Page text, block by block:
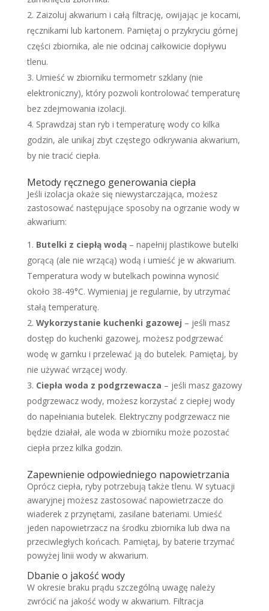
Zaizoluj akwarium i całą filtrację, owijając je kocami,
ręcznikami lub kartonem. Pamiętaj o przykryciu górnej
części zbiornika, ale nie odcinaj całkowicie dopływu
tlenu.
Umieść w zbiorniku termometr szklany (nie
elektroniczny), który pozwoli kontrolować temperaturę
bez zdejmowania izolacji.
Sprawdzaj stan ryb i temperaturę wody co kilka
godzin, ale unikaj zbyt częstego odkrywania akwarium,
by nie tracić ciepła.
Metody ręcznego generowania ciepła
Jeśli izolacja okaże się niewystarczająca, możesz
zastosować następujące sposoby na ogrzanie wody w
akwarium:
Butelki z ciepłą wodą– napełnij plastikowe butelki
gorącą (ale nie wrzącą) wodą i umieść je w akwarium.
Temperatura wody w butelkach powinna wynosić
około 38-49°C. Wymieniaj je regularnie, by utrzymać
stałą temperaturę.
Wykorzystanie kuchenki gazowej – jeśli masz
dostęp do kuchenki gazowej, możesz podgrzewać
wodę w garnku i przelewać ją do butelek. Pamiętaj, by
nie używać wrzącej wody.
Ciepła woda z podgrzewacza – jeśli masz gazowy
podgrzewacz wody, możesz korzystać z ciepłej wody
do napełniania butelek. Elektryczny podgrzewacz nie
będzie działał, ale woda w zbiorniku może pozostać
ciepła przez kilka godzin.
Zapewnienie odpowiedniego napowietrzania
Oprócz ciepła, ryby potrzebują także tlenu. W sytuacji
awaryjnej możesz zastosować napowietrzacze do
wiaderek z przynętami, zasilane bateriami. Umieść
jeden napowietrzacz na środku zbiornika lub dwa na
przeciwległych końcach. Pamiętaj, by baterie trzymać
powyżej linii wody w akwarium.
Dbanie o jakość wody
W okresie braku prądu szczególną uwagę należy
zwrócić na jakość wody w akwarium. Filtracja